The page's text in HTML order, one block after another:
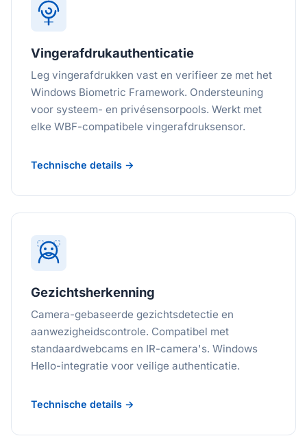
Vingerafdrukauthenticatie
Leg vingerafdrukken vast en verifieer ze met het
Windows Biometric Framework. Ondersteuning
voor systeem- en privésensorpools. Werkt met
elke WBF-compatibele vingerafdruksensor.
Technische details →
Gezichtsherkenning
Camera-gebaseerde gezichtsdetectie en
aanwezigheidscontrole. Compatibel met
standaardwebcams en IR-camera's. Windows
Hello-integratie voor veilige authenticatie.
Technische details →